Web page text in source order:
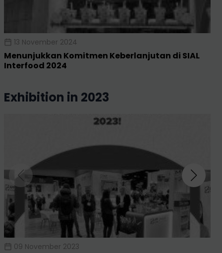
13 November 2024
Menunjukkan Komitmen Keberlanjutan di SIAL
Interfood 2024
exhibition in 2023
09 November 2023